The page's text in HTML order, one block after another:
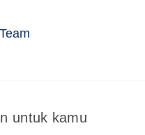
untuk kamu